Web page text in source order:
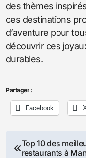
des thèmes
ces destinations
d’aventure pour
découvrir ces
durables.
Partager :
Facebook X
Navigation
Top 10 des
restaurants à